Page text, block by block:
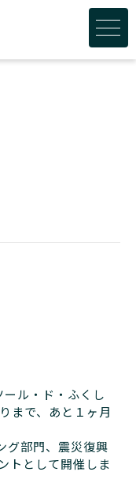
ル・ド・ふくし
まで、あと１ヶ月
グ部門、震災復興
トとして開催しま